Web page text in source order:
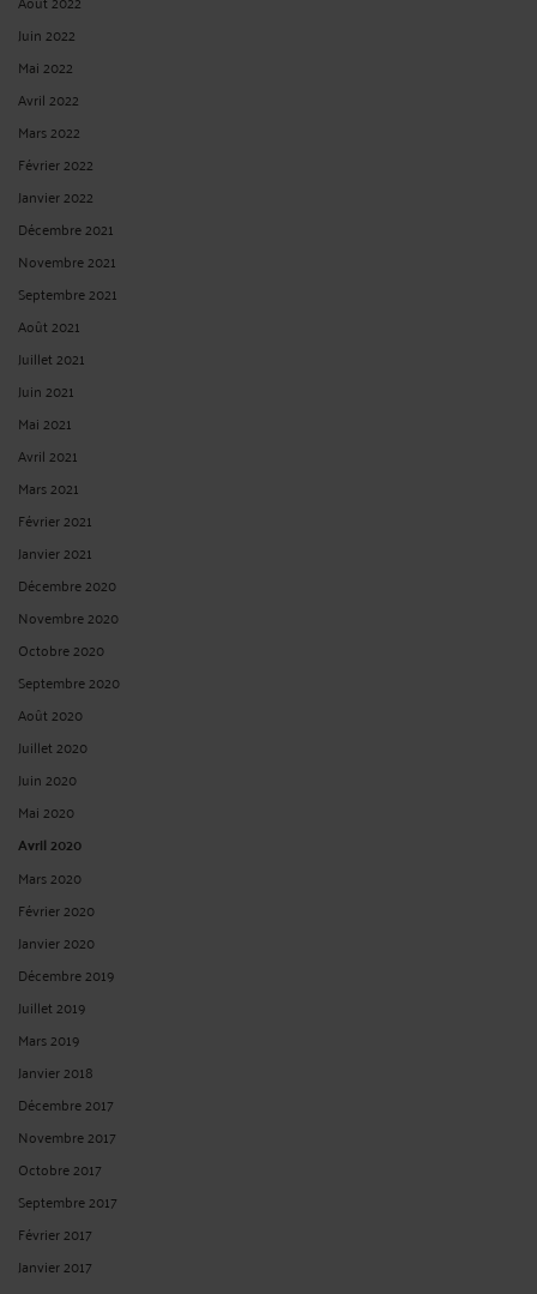
Juin 2022
Mai 2022
Avril 2022
Mars 2022
Février 2022
Janvier 2022
Décembre 2021
Novembre 2021
Septembre 2021
Août 2021
Juillet 2021
Juin 2021
Mai 2021
Avril 2021
Mars 2021
Février 2021
Janvier 2021
Décembre 2020
Novembre 2020
Octobre 2020
Septembre 2020
Août 2020
Juillet 2020
Juin 2020
Mai 2020
Avril 2020
Mars 2020
Février 2020
Janvier 2020
Décembre 2019
Juillet 2019
Mars 2019
Janvier 2018
Décembre 2017
Novembre 2017
Octobre 2017
Septembre 2017
Février 2017
Janvier 2017